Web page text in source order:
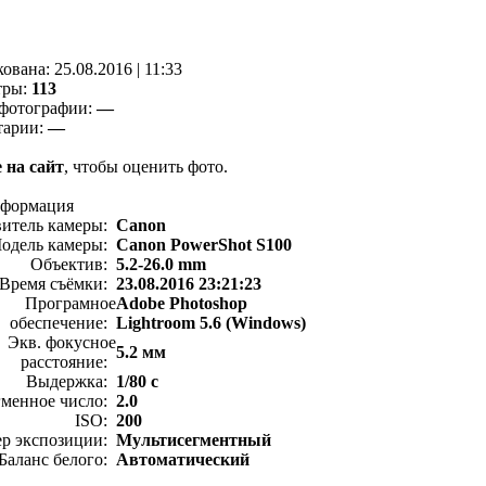
25.08.2016 | 11:33
113
—
—
на сайт, чтобы оценить фото.
камеры: Canon
камеры: Canon PowerShot S100
Объектив: 5.2-26.0 mm
Время съёмки: 23.08.2016 23:21:23
Програмное
обеспечение:
Adobe Photoshop
Lightroom 5.6 (Windows)
Экв. фокусное
расстояние:
5.2 мм
Выдержка: 1/80 с
число: 2.0
ISO: 200
экспозиции: Мультисегментный
белого: Автоматический